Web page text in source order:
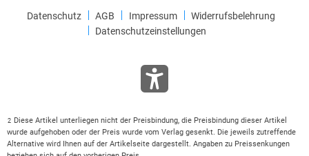
Datenschutz AGB Impressum
Widerrufsbelehrung
Datenschutzeinstellungen
2
Diese Artikel unterliegen nicht der Preisbindung, die Preisbindung dieser Artikel
wurde aufgehoben oder der Preis wurde vom Verlag gesenkt. Die jeweils zutreffende
Alternative wird Ihnen auf der Artikelseite dargestellt. Angaben zu Preissenkungen